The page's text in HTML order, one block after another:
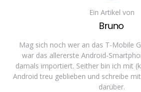
Ein Artikel von
Bruno
Mag sich noch wer an das T-Mobile
war das allererste Android-
damals importiert. Seither bin ich mit
Android treu geblieben und schreibe
darüber.